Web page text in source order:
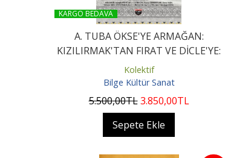
KARGO BEDAVA
A. TUBA ÖKSE'YE ARMAĞAN:
KIZILIRMAK'TAN FIRAT VE DİCLE'YE:
KÜLTÜRLERİN...
Kolektif
Bilge Kültür Sanat
5.500,00TL 3.850,00TL
Sepete Ekle